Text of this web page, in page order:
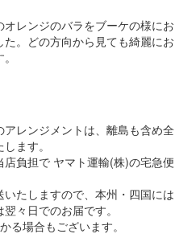
オレンジのバラをブーケの様にお
。どの方向から見ても綺麗にお
レンジメントは、離島も含め全
ます。
負担で ヤマト運輸(株)の宅急便
たしますので、本州・四国には
々日でのお届です。
る場合もございます。